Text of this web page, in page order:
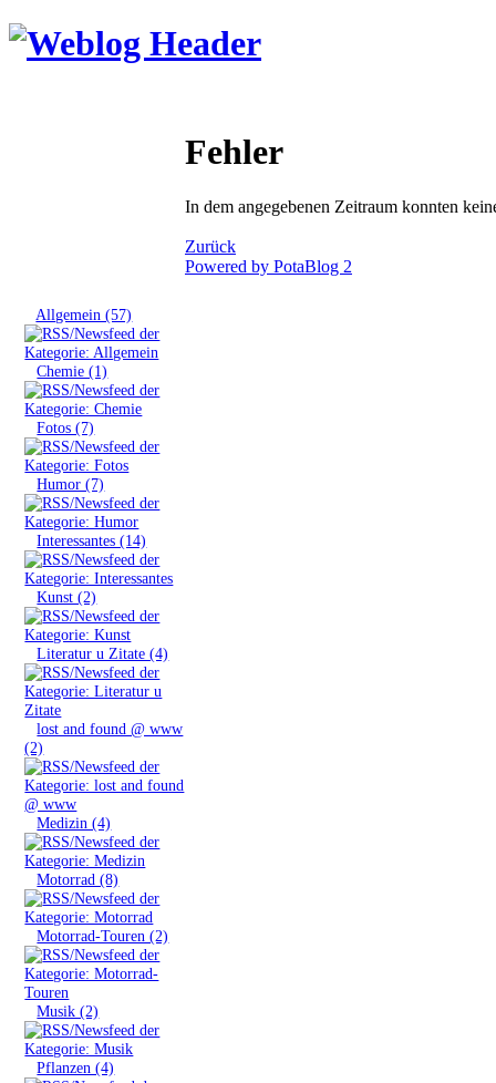
Allgemein (57)
»Chemie (1)
»Fotos (7)
»Humor (7)
»Interessantes (14)
»Kunst (2)
»Literatur u Zitate (4)
»lost and found @ www
(2)
»Medizin (4)
»Motorrad (8)
»Motorrad-Touren (2)
»Musik (2)
»Pflanzen (4)
Fehler
In dem angegebenen Zeitraum konnten
Zurück
Powered by PotaBlog 2